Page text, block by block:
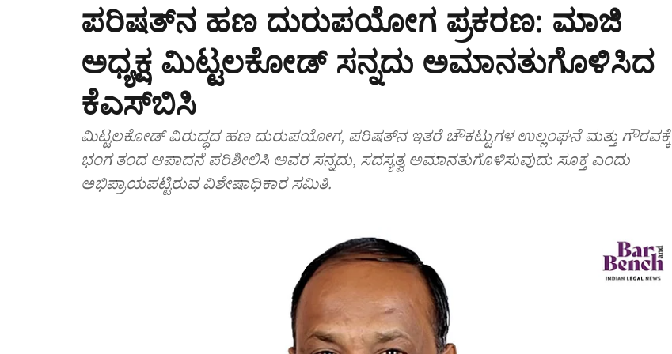
ಪರಿಷತ್‌ನ ಹಣ ದುರುಪಯೋಗ ಪ್ರಕರಣ: ಮಾಜಿ
ಅಧ್ಯಕ್ಷ ಮಿಟ್ಟಲಕೋಡ್‌ ಸನ್ನದು ಅಮಾನತುಗೊಳಿಸಿದ
ಕೆಎಸ್‌ಬಿಸಿ
ಮಿಟ್ಟಲಕೋಡ್‌ ವಿರುದ್ಧದ ಹಣ ದುರುಪಯೋಗ, ಪರಿಷತ್‌ನ ಇತರೆ ಚೌಕಟ್ಟುಗಳ ಉಲ್ಲಂಘನೆ ಮತ್ತು ಗೌರವಕ್ಕೆ
ಭಂಗ ತಂದ ಆಪಾದನೆ ಪರಿಶೀಲಿಸಿ ಅವರ ಸನ್ನದು, ಸದಸ್ಯತ್ವ ಅಮಾನತುಗೊಳಿಸುವುದು ಸೂಕ್ತ ಎಂದು
ಅಭಿಪ್ರಾಯಪಟ್ಟಿರುವ ವಿಶೇಷಾಧಿಕಾರ ಸಮಿತಿ.